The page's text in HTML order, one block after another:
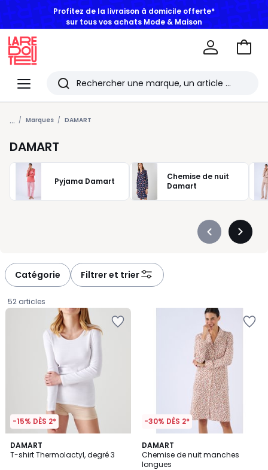
Menu
Redoute
Rechercher
Les
derniers
articles
consultés
Aller
... Marques DAMART
DAMART
Pyjama Damart
Chemise de nuit
Damart
Précédent
Catégorie Filtrer et trier
52 articles
-15% DÈS 2*
DAMART
T-shirt Thermolactyl, degré 3
4,8
/ 5
3
Couleurs
-30% DÈS 2*
DAMART
Chemise de nuit manches
longues